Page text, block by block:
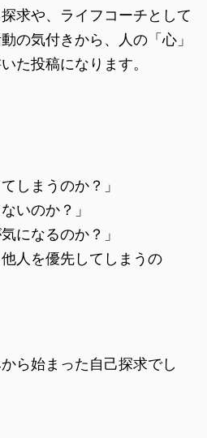
求や、ライフコーチとして
の気付きから、人の「心」
た投稿になります。
しまうのか？」
いのか？」
になるのか？」
人を優先してしまうの
ら始まった自己探求でし